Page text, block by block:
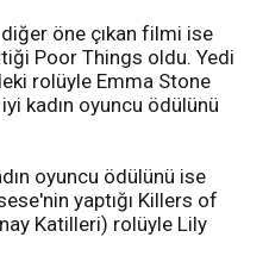
öne çıkan filmi ise
Poor Things oldu. Yedi
rolüyle Emma Stone
kadın oyuncu ödülünü
oyuncu ödülünü ise
yaptığı Killers of
Katilleri) rolüyle Lily